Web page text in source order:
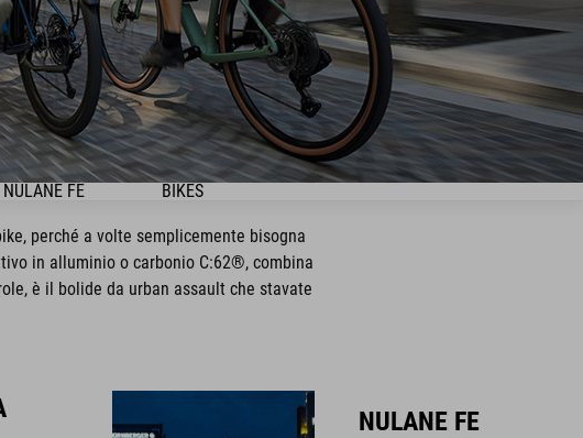
NULANE FE BIKES
perché a volte semplicemente bisogna
in alluminio o carbonio C:62®, combina
è il bolide da urban assault che stavate
NULANE FE